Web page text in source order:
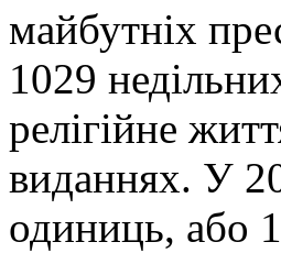
майбутніх
1029
релігійне
виданнях. У
одиниць, або